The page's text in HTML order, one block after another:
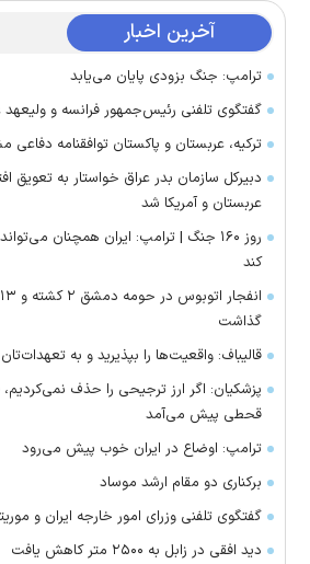
آخرین اخبار
ترامپ: جنگ بزودی پایان می‌یابد
گفتگوی تلفنی رئیس‌جمهور فرانسه و ولیعهد
ترکیه، عربستان و پاکستان توافقنامه
دبیرکل سازمان بدر عراق خواستار به تعویق
عربستان و آمریکا شد
روز ۱۶۰ جنگ | ترامپ: ایران همچنان
کند
گذاشت
قالیباف: واقعیت‌ها را بپذیرید و به
پزشکیان: اگر ارز ترجیحی را حذف
قحطی پیش می‌آمد
ترامپ: اوضاع در ایران خوب پیش می‌رود
برکناری دو مقام ارشد موساد
گفتگوی تلفنی وزرای امور خارجه ایران و
دید افقی در زابل به ۲۵۰۰ متر کاهش یافت